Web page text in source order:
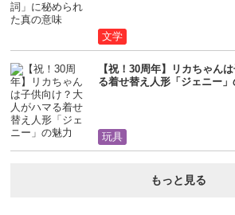
文学
【祝！30周年】リカちゃん
る着せ替え人形「ジェニー」
玩具
もっと見る